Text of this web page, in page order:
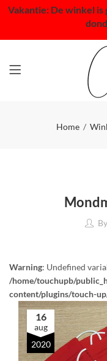
Vakantie: De winkel
Home
By
Warning: Undefined
/home/touchupb/
content/plugins/touch-
16
aug
2020